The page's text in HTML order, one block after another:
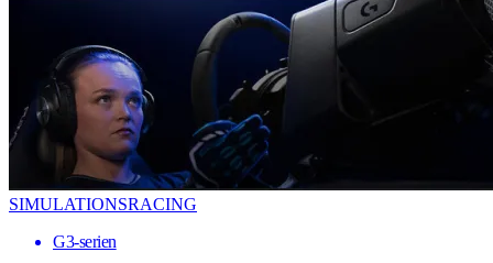
SIMULATIONSRACING
G3-serien